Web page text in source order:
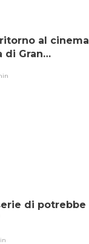
al cinema
di Gran
di potrebbe